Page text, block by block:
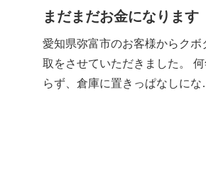
まだまだお金になります
愛知県弥富市のお客様からクボ
取をさせていただきました。
らず、倉庫に置きっぱなしに